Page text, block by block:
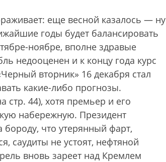
еще весной казалось — ну
годы будет балансировать
ноябре, вполне здравые
недооценен и к концу года курс
вторник» 16 декабря стал
какие-либо прогнозы.
стр. 44), хотя премьер и его
набережную. Президент
что утерянный фарт,
саудиты не устоят, нефтяной
вновь зареет над Кремлем